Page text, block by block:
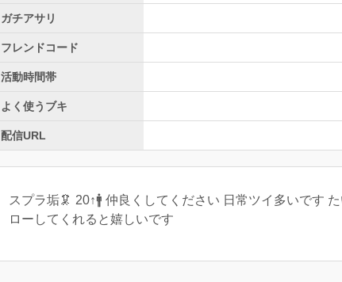
ガチアサリ
フレンドコード
活動時間帯
よく使うブキ
配信URL
スプラ垢🦑 20↑🚹 仲良くしてください 日常ツイ多いです
ローしてくれると嬉しいです